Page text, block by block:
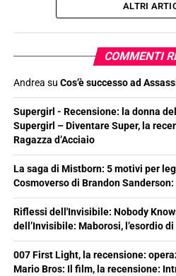
ALTRI
COMMENTI
Andrea su Cos’è successo ad
Supergirl - Recensione: la donna
Supergirl – Diventare Super, la
Ragazza d’Acciaio
La saga di Mistborn: 5 motivi per
Cosmoverso di Brandon
Riflessi dell'Invisibile: Nobody
dell’Invisibile: Maborosi, l’esordio di
007 First Light, la recensione:
Mario Bros: Il film, la recensione: